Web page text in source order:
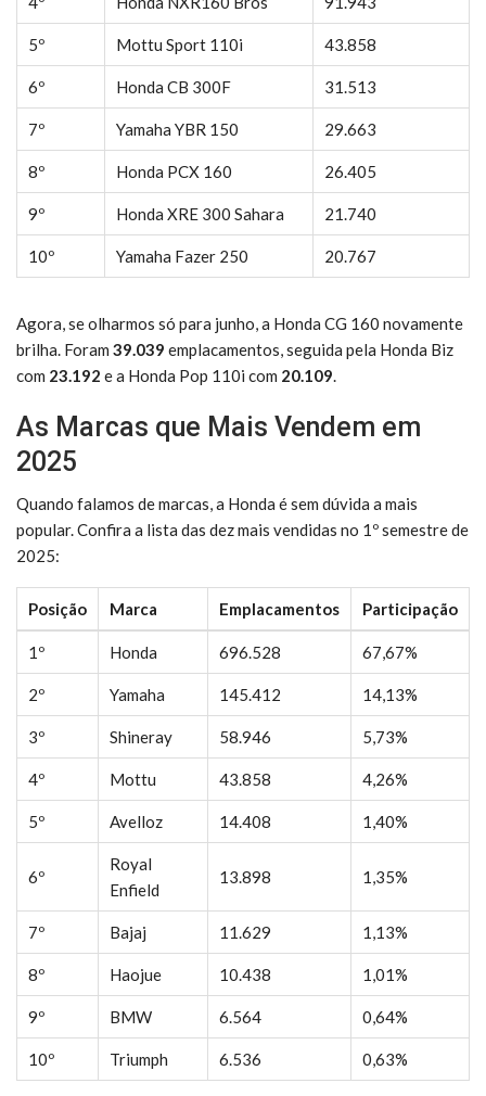
5º Mottu Sport 110i 43.858
6º Honda CB 300F 31.513
7º Yamaha YBR 150 29.663
8º Honda PCX 160 26.405
9º Honda XRE 300 Sahara 21.740
10º Yamaha Fazer 250 20.767
Agora, se olharmos só para junho, a Honda CG 160 novamente
brilha. Foram 39.039 emplacamentos, seguida pela Honda Biz
com 23.192 e a Honda Pop 110i com 20.109.
As Marcas que Mais Vendem em
2025
Quando falamos de marcas, a Honda é sem dúvida a mais
popular. Confira a lista das dez mais vendidas no 1º semestre de
2025:
Posição Marca Emplacamentos Participação
1º Honda 696.528 67,67%
2º Yamaha 145.412 14,13%
3º Shineray 58.946 5,73%
4º Mottu 43.858 4,26%
5º Avelloz 14.408 1,40%
6º
Royal
Enfield
13.898 1,35%
7º Bajaj 11.629 1,13%
8º Haojue 10.438 1,01%
9º BMW 6.564 0,64%
10º Triumph 6.536 0,63%